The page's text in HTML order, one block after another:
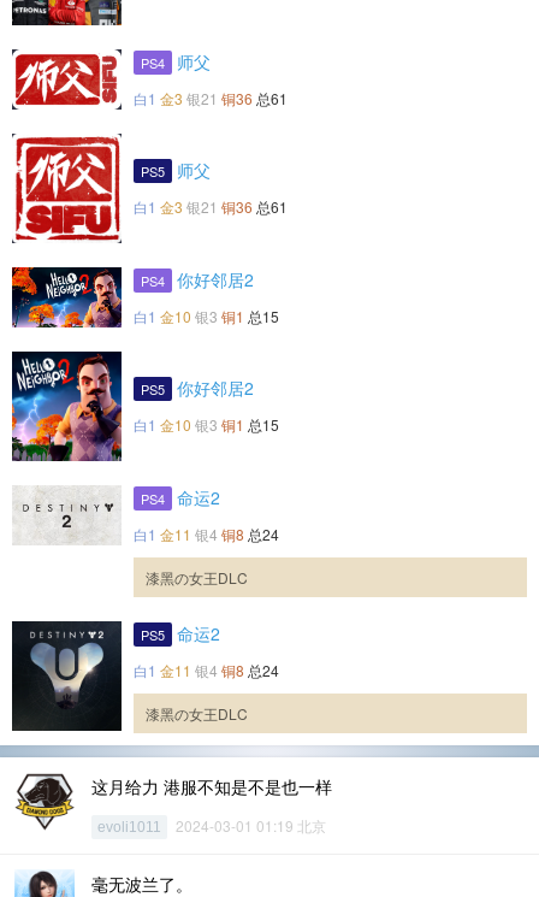
PS4 师父
白1 金3 银21 铜36 总61
PS5 师父
白1 金3 银21 铜36 总61
PS4 你好邻居2
白1 金10 银3 铜1 总15
PS5 你好邻居2
白1 金10 银3 铜1 总15
PS4 命运2
白1 金11 银4 铜8 总24
漆黑の女王DLC
PS5 命运2
白1 金11 银4 铜8 总24
漆黑の女王DLC
这月给力 港服不知是不是也一样
evoli1011 2024-03-01 01:19 北京
毫无波兰了。